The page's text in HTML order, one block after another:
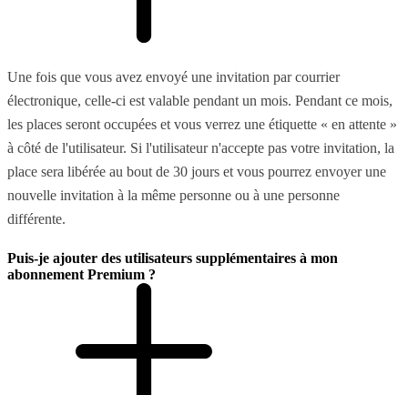
Une fois que vous avez envoyé une invitation par courrier
électronique, celle-ci est valable pendant un mois. Pendant ce mois,
les places seront occupées et vous verrez une étiquette « en attente »
à côté de l'utilisateur. Si l'utilisateur n'accepte pas votre invitation, la
place sera libérée au bout de 30 jours et vous pourrez envoyer une
nouvelle invitation à la même personne ou à une personne
différente.
Puis-je ajouter des utilisateurs supplémentaires à mon
abonnement Premium ?